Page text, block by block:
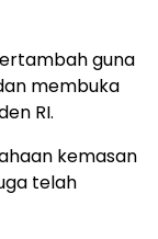
guna
membuka
RI.
kemasan
telah